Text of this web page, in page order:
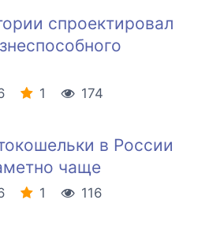
спроектировал
1
174
в России
чаще
1
116